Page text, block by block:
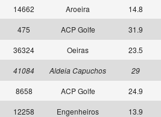
14662 Aroeira 14.8
475 ACP Golfe 31.9
36324 Oeiras 23.5
41084 Aldeia Capuchos 29
8658 ACP Golfe 24.9
12258 Engenheiros 13.9